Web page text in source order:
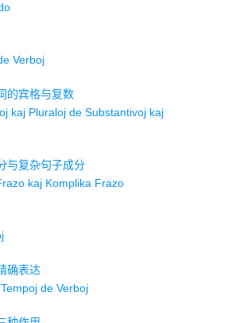
Verboj
的宾格与复数
kaj Pluraloj de Substantivoj kaj
与复杂句子成分
kaj Komplika Frazo
确表达
de Verboj